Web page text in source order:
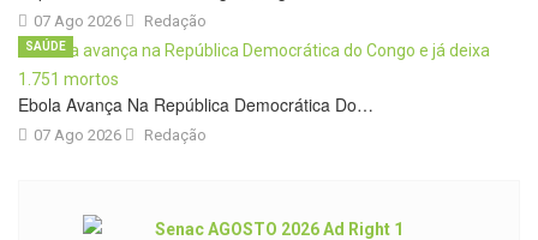
07 Ago 2026 Redação
Ebola Avança Na República Democrática Do…
07 Ago 2026
SAÚDE
Redação